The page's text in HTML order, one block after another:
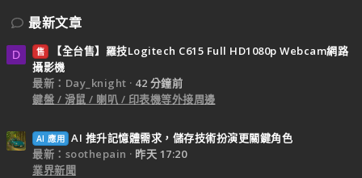
最新文章
D 售
【全台售】羅技Logitech C615 Full HD1080p Webcam網路
攝影機
最新：Day_knight
42 分鐘前
鍵盤 / 滑鼠 / 喇叭 / 印表機等外接周邊
AI 應用 AI 推升記憶體需求，儲存技術扮演更關鍵角色
最新：soothepain
昨天 17:20
業界新聞